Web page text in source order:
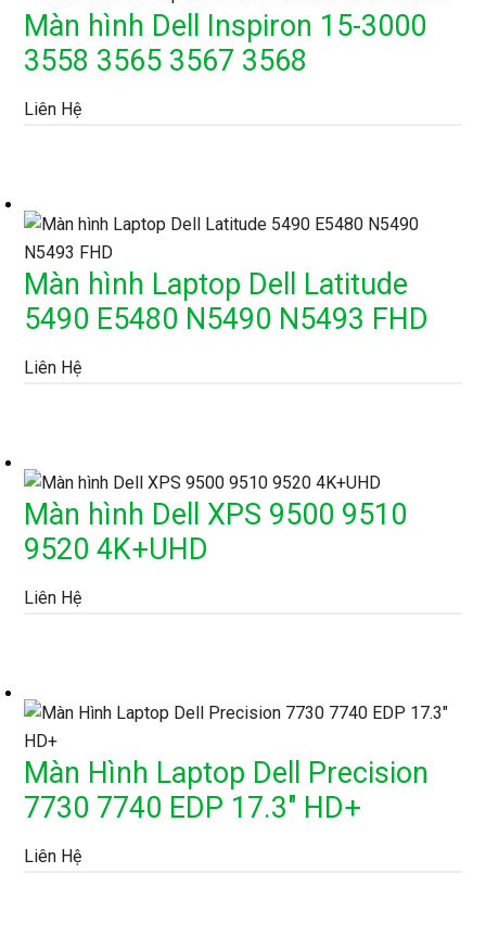
Màn hình Dell Inspiron 15-3000
3558 3565 3567 3568
Liên Hệ
Màn hình Laptop Dell Latitude
5490 E5480 N5490 N5493 FHD
Liên Hệ
Màn hình Dell XPS 9500 9510
9520 4K+UHD
Liên Hệ
Màn Hình Laptop Dell Precision
7730 7740 EDP 17.3″ HD+
Liên Hệ